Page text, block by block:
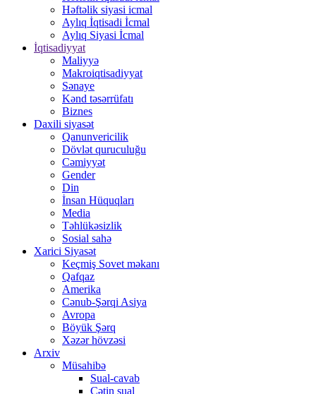
Həftəlik siyasi icmal
Aylıq İqtisadi İcmal
Aylıq Siyasi İcmal
İqtisadiyyat
Maliyyə
Makroiqtisadiyyat
Sənaye
Kənd təsərrüfatı
Biznes
Daxili siyasət
Qanunvericilik
Dövlət quruculuğu
Cəmiyyət
Gender
Din
İnsan Hüquqları
Media
Təhlükəsizlik
Sosial sahə
Xarici Siyasət
Keçmiş Sovet məkanı
Qafqaz
Amerika
Cənub-Şərqi Asiya
Avropa
Böyük Şərq
Xəzər hövzəsi
Arxiv
Müsahibə
Sual-cavab
Çətin sual